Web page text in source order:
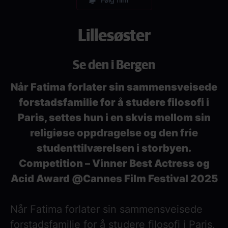
Lillesøster
Se den i Bergen
Når Fatima forlater sin sammensveisede
forstadsfamilie for å studere filosofi i
Paris, settes hun i en skvis mellom sin
religiøse oppdragelse og den frie
studenttilværelsen i storbyen.
Competition – Vinner Best Actress og
Acid Award @Cannes Film Festival 2025
Når Fatima forlater sin sammensveisede
forstadsfamilie for å studere filosofi i Paris,